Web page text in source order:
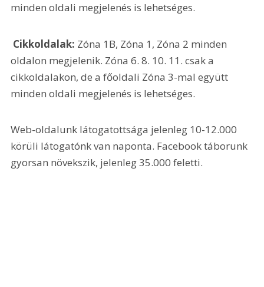
minden oldali megjelenés is lehetséges.
Cikkoldalak: Zóna 1B, Zóna 1, Zóna 2 minden
oldalon megjelenik. Zóna 6. 8. 10. 11. csak a
cikkoldalakon, de a főoldali Zóna 3-mal együtt
minden oldali megjelenés is lehetséges.
Web-oldalunk látogatottsága jelenleg 10-12.000
körüli látogatónk van naponta. Facebook táborunk
gyorsan növekszik, jelenleg 35.000 feletti.